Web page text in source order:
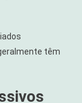
têm